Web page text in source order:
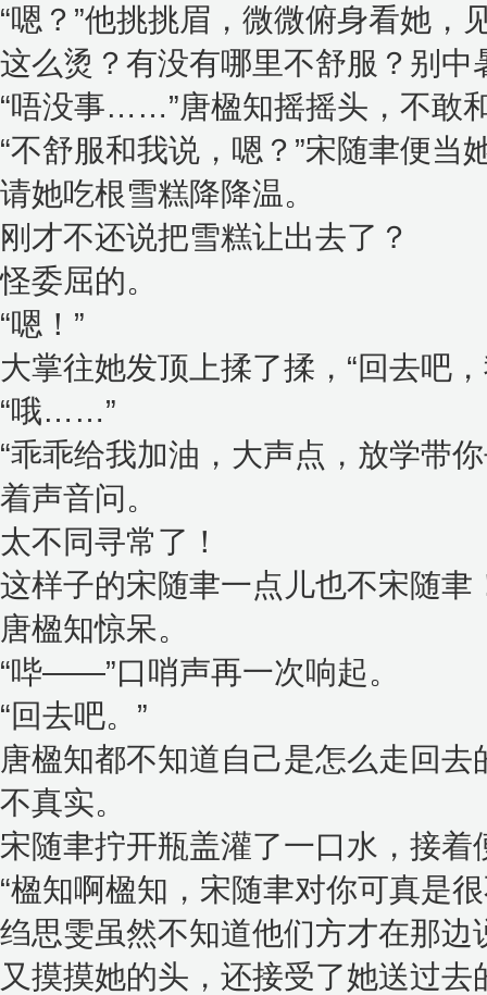
“嗯？”他挑挑眉，微微俯身看她，
这么烫？有没有哪里不舒服？别中
“唔没事……”唐楹知摇摇头，不敢
“不舒服和我说，嗯？”宋随聿便
请她吃根雪糕降降温。
刚才不还说把雪糕让出去了？
怪委屈的。
“嗯！”
大掌往她发顶上揉了揉，“回去吧
“哦……”
“乖乖给我加油，大声点，放学带
着声音问。
太不同寻常了！
这样子的宋随聿一点儿也不宋随聿
唐楹知惊呆。
“哔——”口哨声再一次响起。
“回去吧。”
唐楹知都不知道自己是怎么走回
不真实。
宋随聿拧开瓶盖灌了一口水，接
“楹知啊楹知，宋随聿对你可真是
绉思雯虽然不知道他们方才在那
又摸摸她的头，还接受了她送过去